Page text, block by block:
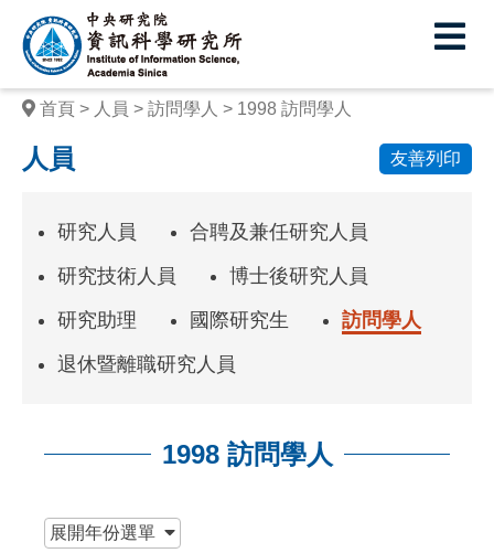
中
央
研
究
院
學
研
所
首頁 人員 訪問學人 1998 訪問學人
人員 友善列印
研究人員
合聘及兼任研究人員
研究技術人員
博士後研究人員
研究助理
國際研究生
訪問學人
退休暨離職研究人員
1998 訪問學人
展開年份選單